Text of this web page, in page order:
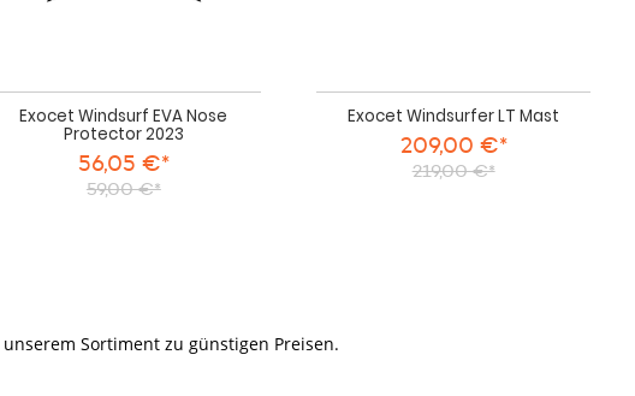
Exocet Windsurf EVA Nose
Protector 2023
56,05 €*
59,00 €*
Exocet Windsurfer LT Mast
209,00 €*
219,00 €*
Sortiment zu günstigen Preisen.